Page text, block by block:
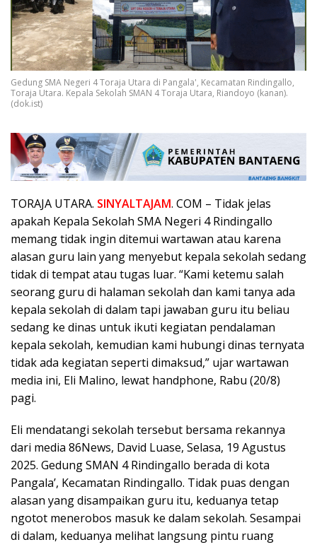
Gedung SMA Negeri 4 Toraja Utara di Pangala', Kecamatan Rindingallo,
Toraja Utara. Kepala Sekolah SMAN 4 Toraja Utara, Riandoyo (kanan).
(dok.ist)
TORAJA UTARA. SINYALTAJAM. COM – Tidak jelas
apakah Kepala Sekolah SMA Negeri 4 Rindingallo
memang tidak ingin ditemui wartawan atau karena
alasan guru lain yang menyebut kepala sekolah sedang
tidak di tempat atau tugas luar. “Kami ketemu salah
seorang guru di halaman sekolah dan kami tanya ada
kepala sekolah di dalam tapi jawaban guru itu beliau
sedang ke dinas untuk ikuti kegiatan pendalaman
kepala sekolah, kemudian kami hubungi dinas ternyata
tidak ada kegiatan seperti dimaksud,” ujar wartawan
media ini, Eli Malino, lewat handphone, Rabu (20/8)
pagi.
Eli mendatangi sekolah tersebut bersama rekannya
dari media 86News, David Luase, Selasa, 19 Agustus
2025. Gedung SMAN 4 Rindingallo berada di kota
Pangala’, Kecamatan Rindingallo. Tidak puas dengan
alasan yang disampaikan guru itu, keduanya tetap
ngotot menerobos masuk ke dalam sekolah. Sesampai
di dalam, keduanya melihat langsung pintu ruang